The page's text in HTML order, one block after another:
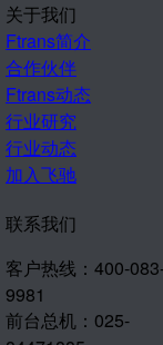
关于我们
Ftrans简介
合作伙伴
Ftrans动态
行业研究
行业动态
加入飞驰
联系我们
客户热线：400-
9981
前台总机：025-